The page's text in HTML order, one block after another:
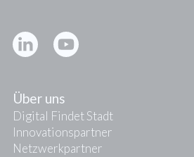
Über uns
Digital Findet Stadt
Innovationspartner
Netzwerkpartner